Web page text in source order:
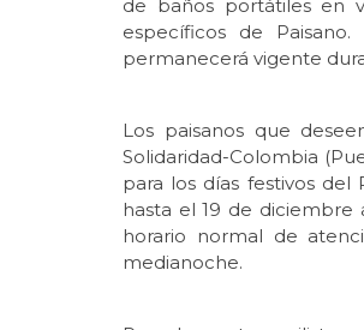
de baños portátiles en
específicos de
permanecerá vigente
Los paisanos que
Solidaridad-Colombia
para los días festivos del
hasta el 19 de
horario normal de
medianoche.